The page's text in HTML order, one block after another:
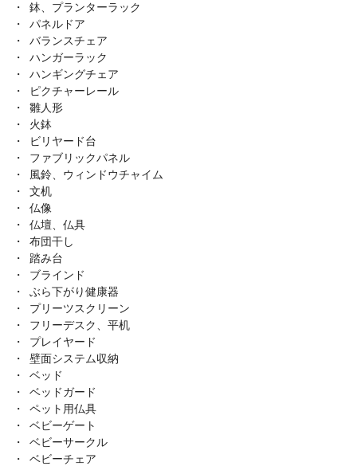
鉢、プランターラック
パネルドア
バランスチェア
ハンガーラック
ハンギングチェア
ピクチャーレール
雛人形
火鉢
ビリヤード台
ファブリックパネル
風鈴、ウィンドウチャイム
文机
仏像
仏壇、仏具
布団干し
踏み台
ブラインド
ぶら下がり健康器
プリーツスクリーン
フリーデスク、平机
プレイヤード
壁面システム収納
ベッド
ベッドガード
ペット用仏具
ベビーゲート
ベビーサークル
ベビーチェア